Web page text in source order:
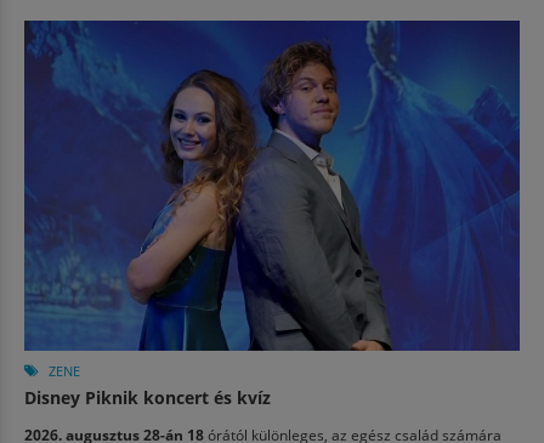
ZENE
Disney Piknik koncert és kvíz
2026. augusztus 28-án 18órától különleges, az egész család számára